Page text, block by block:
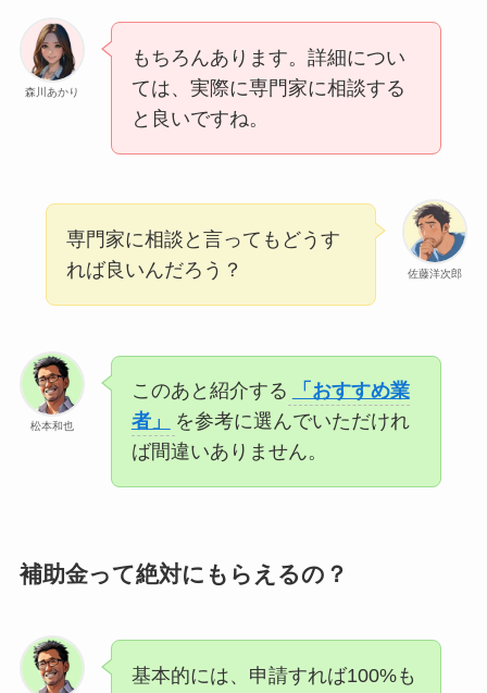
森川あかり
もちろんあります。詳細につい
ては、実際に専門家に相談する
と良いですね。
佐藤洋次郎
専門家に相談と言ってもどうす
れば良いんだろう？
松本和也
このあと紹介する
「おすすめ業
者」
を参考に選んでいただけれ
ば間違いありません。
補助金って絶対にもらえるの？
基本的には、申請すれば100%も